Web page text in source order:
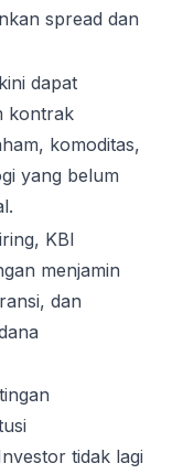
spread dan
dapat
kontrak
komoditas,
yang belum
KBI
menjamin
dan
tidak lagi